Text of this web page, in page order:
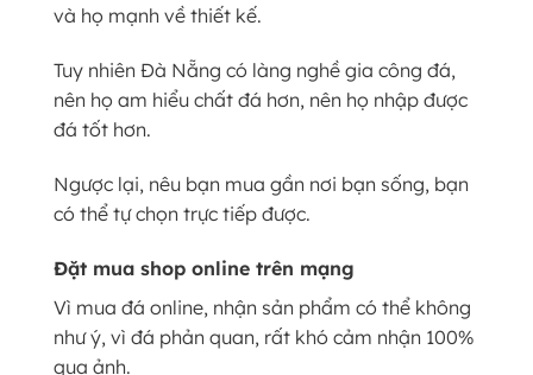
và họ mạnh về thiết kế.
Tuy nhiên Đà Nẵng có làng nghề gia công đá,
nên họ am hiểu chất đá hơn, nên họ nhập được
đá tốt hơn.
Ngược lại, nêu bạn mua gần nơi bạn sống, bạn
có thể tự chọn trực tiếp được.
Đặt mua shop online trên mạng
Vì mua đá online, nhận sản phẩm có thể không
như ý, vì đá phản quan, rất khó cảm nhận 100%
qua ảnh.